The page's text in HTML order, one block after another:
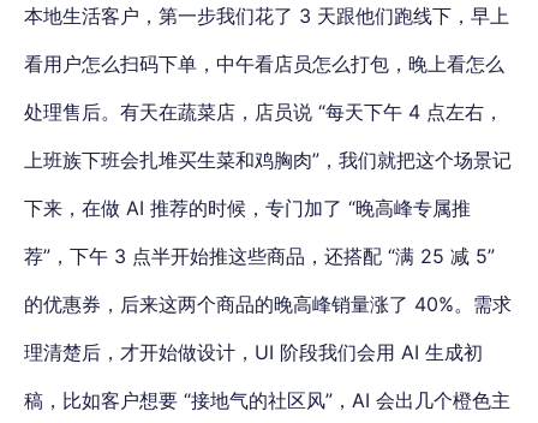
本地生活客户，第一步我们花了 3 天跟他们跑线下，早上
看用户怎么扫码下单，中午看店员怎么打包，晚上看怎么
处理售后。有天在蔬菜店，店员说 “每天下午 4 点左右，
上班族下班会扎堆买生菜和鸡胸肉”，我们就把这个场景记
下来，在做 AI 推荐的时候，专门加了 “晚高峰专属推
荐”，下午 3 点半开始推这些商品，还搭配 “满 25 减 5”
的优惠券，后来这两个商品的晚高峰销量涨了 40%。需求
理清楚后，才开始做设计，UI 阶段我们会用 AI 生成初
稿，比如客户想要 “接地气的社区风”，AI 会出几个橙色主